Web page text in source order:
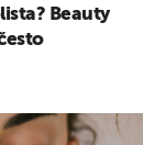
Beauty